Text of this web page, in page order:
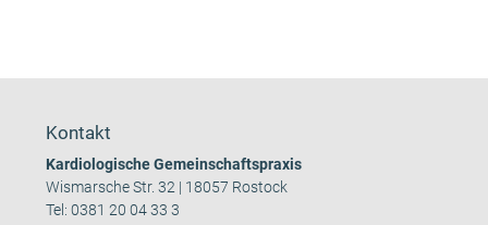
Kontakt
Kardiologische Gemeinschaftspraxis
Wismarsche Str. 32 | 18057 Rostock
Tel:0381 20 04 33 3